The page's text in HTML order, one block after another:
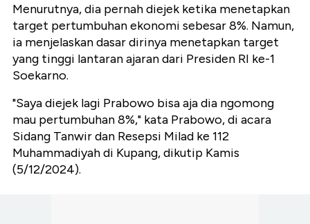
Menurutnya, dia pernah diejek ketika menetapkan
target pertumbuhan ekonomi sebesar 8%. Namun,
ia menjelaskan dasar dirinya menetapkan target
yang tinggi lantaran ajaran dari Presiden RI ke-1
Soekarno.
"Saya diejek lagi Prabowo bisa aja dia ngomong
mau pertumbuhan 8%," kata Prabowo, di acara
Sidang Tanwir dan Resepsi Milad ke 112
Muhammadiyah di Kupang, dikutip Kamis
(5/12/2024).